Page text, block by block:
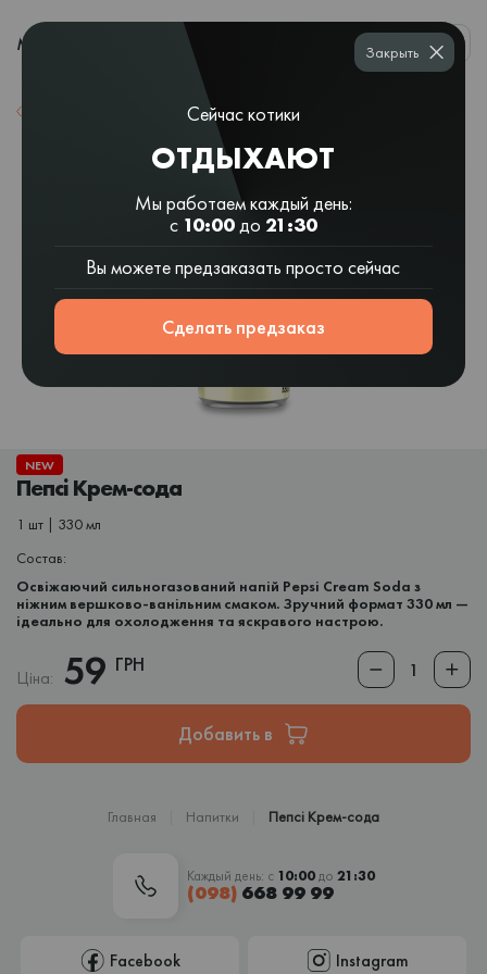
МЕНЮ 0
NEW
Пепсі Крем-сода
1 шт | 330 мл
Состав:
Освіжаючий сильногазований напій Pepsi Cream Soda з
ніжним вершково-ванільним смаком. Зручний формат 330 мл —
ідеально для охолодження та яскравого настрою.
Ціна: 59 ГРН
Добавить в
Главная Напитки Пепсі Крем-сода
Каждый день: с 10:00до 21:30
(098)668 99 99
Facebook Instagram
Сейчас котики
ОТДЫХАЮТ
Мы работаем каждый день:
с 10:00до 21:30
Вы можете предзаказать просто сейчас
Сделать предзаказ
Закрыть